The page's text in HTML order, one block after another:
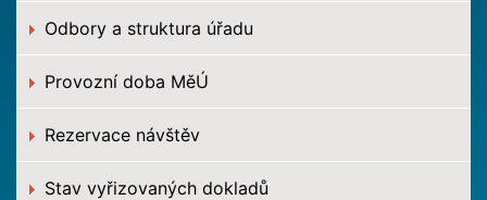
Odbory a struktura úřadu
Provozní doba MěÚ
Rezervace návštěv
Stav vyřizovaných dokladů